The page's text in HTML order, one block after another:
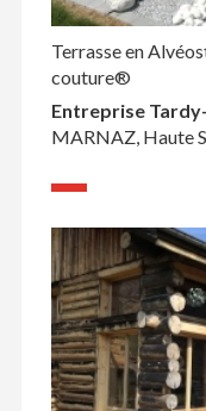
Terrasse en
couture®
Entreprise
MARNAZ, Haute